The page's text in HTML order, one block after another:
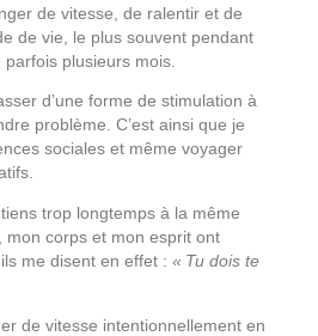
de vitesse, de ralentir et de
de vie, le plus souvent pendant
plusieurs mois.
d’une forme de stimulation à
problème. C’est ainsi que je
sociales et même voyager
trop longtemps à la même
mon corps et mon esprit ont
me disent en effet : « Tu dois te
de vitesse intentionnellement en